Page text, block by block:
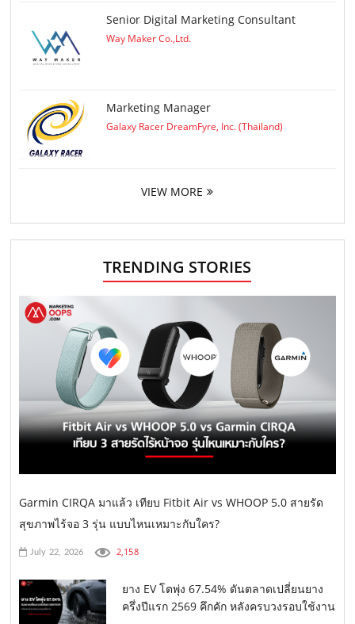
Senior Digital Marketing Consultant
Way Maker Co.,Ltd.
Marketing Manager
Galaxy Racer DreamFyre, Inc. (Thailand)
VIEW MORE
TRENDING STORIES
Garmin CIRQA มาแล้ว เทียบ Fitbit Air vs WHOOP 5.0 สายรัด
สุขภาพไร้จอ 3 รุ่น แบบไหนเหมาะกับใคร?
July 22, 2026 2,158
ยาง EV โตพุ่ง 67.54% ดันตลาดเปลี่ยนยาง
ครึ่งปีแรก 2569 คึกคัก หลังครบวงรอบใช้งาน